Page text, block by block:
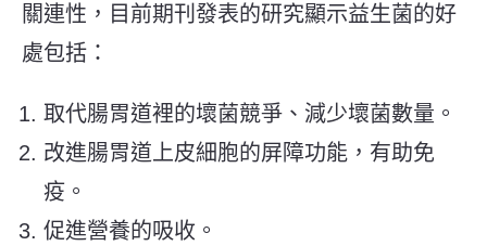
關連性，目前期刊發表的研究顯示益生菌的好
處包括：
取代腸胃道裡的壞菌競爭、減少壞菌數量。
改進腸胃道上皮細胞的屏障功能，有助免
疫。
促進營養的吸收。